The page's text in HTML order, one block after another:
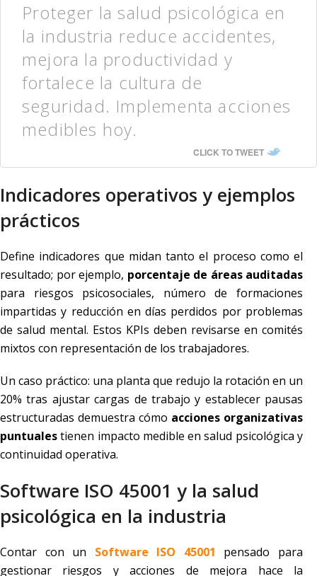
Proteger la salud psicológica en
la industria reduce accidentes,
mejora la productividad y
fortalece la cultura de
seguridad. Implementa acciones
medibles hoy.
CLICK TO TWEET
Indicadores operativos y ejemplos
prácticos
Define indicadores que midan tanto el proceso como el
resultado; por ejemplo, porcentaje de áreas auditadas
para riesgos psicosociales, número de formaciones
impartidas y reducción en días perdidos por problemas
de salud mental. Estos KPIs deben revisarse en comités
mixtos con representación de los trabajadores.
Un caso práctico: una planta que redujo la rotación en un
20% tras ajustar cargas de trabajo y establecer pausas
estructuradas demuestra cómo acciones organizativas
puntualestienen impacto medible en salud psicológica y
continuidad operativa.
Software ISO 45001 y la salud
psicológica en la industria
Contar con un Software ISO 45001 pensado para
gestionar riesgos y acciones de mejora hace la